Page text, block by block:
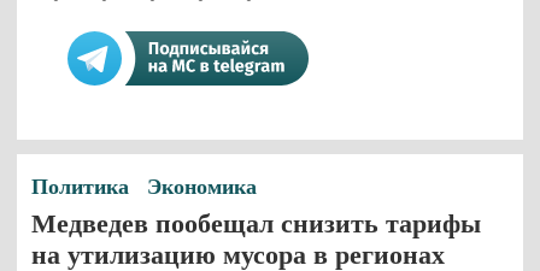
Политика Экономика
Медведев пообещал снизить тарифы
на утилизацию мусора в регионах